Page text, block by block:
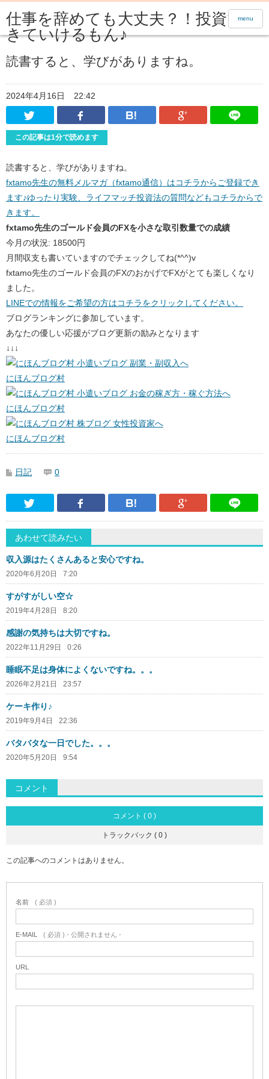
仕事を辞めても大丈夫？！投資で生
きていけるもん♪
menu
読書すると、学びがありますね。
2024年4月16日
22:42
Twitter
Facebook はてなブックマーク
Google
この記事は1分で読めます
読書すると、学びがありますね。
fxtamo先生の無料メルマガ（fxtamo通信）はコチラからご登録でき
ます♪ゆったり実験、ライフマッチ投資法の質問などもコチラからで
きます。
fxtamo先生のゴールド会員のFXを小さな取引数量での成績
今月の状況: 18500円
月間収支も書いていますのでチェックしてね(*^^)v
fxtamo先生のゴールド会員のFXのおかげでFXがとても楽しくなり
ました。
LINEでの情報をご希望の方はコチラをクリックしてください。
ブログランキングに参加しています。
あなたの優しい応援がブログ更新の励みとなります
↓↓↓
にほんブログ村
にほんブログ村
にほんブログ村
日記 0
Twitter Facebook はてなブックマーク
Google
あわせて読みたい
収入源はたくさんあると安心ですね。
2020年6月20日 7:20
すがすがしい空☆
2019年4月28日 8:20
感謝の気持ちは大切ですね。
2022年11月29日 0:26
睡眠不足は身体によくないですね。。。
2026年2月21日 23:57
ケーキ作り♪
2019年9月4日 22:36
バタバタな一日でした。。。
2020年5月20日 9:54
コメント
コメント ( 0 )
トラックバック ( 0 )
この記事へのコメントはありません。
名前 ( 必須 )
E-MAIL ( 必須 ) - 公開されません -
URL